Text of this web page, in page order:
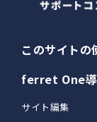
このサイトの
ferret One導
サイト編集